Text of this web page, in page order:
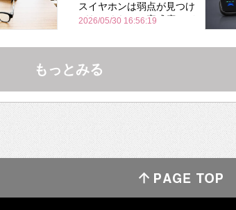
スイヤホンは弱点が見つけ
づらいくらいの完成度にび
Bose並み
2026/05/30 16:56:19
もっとみる